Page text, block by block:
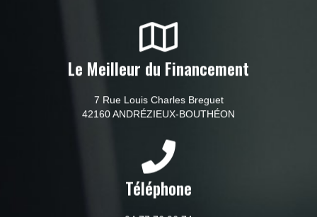
7 Rue Louis Charles Breguet
04 77 76 96 74